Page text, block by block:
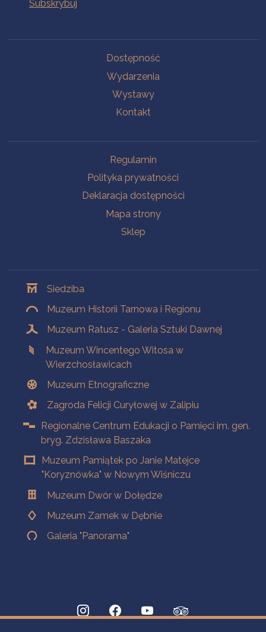
Dostępność
Wydarzenia
Wystawy
Kontakt
Regulamin
Polityka prywatności
Deklaracja dostępności
Mapa strony
Sklep
Siedziba
Muzeum Historii Tarnowa i Regionu
Muzeum Ratusz - Galeria Sztuki Dawnej
Muzeum Wincentego Witosa w
Wierzchosławicach
Muzeum Etnograficzne
Zagroda Felicji Curyłowej w Zalipiu
Regionalne Centrum Edukacji o Pamięci im. gen.
bryg. Zdzisława Baszaka
Muzeum Pamiątek po Janie Matejce
"Koryznówka" w Nowym Wiśniczu
Muzeum Dwór w Dołędze
Muzeum Zamek w Dębnie
Galeria "Panorama"